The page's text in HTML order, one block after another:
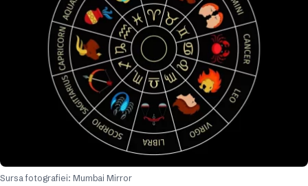
Sursa fotografiei: Mumbai Mirror